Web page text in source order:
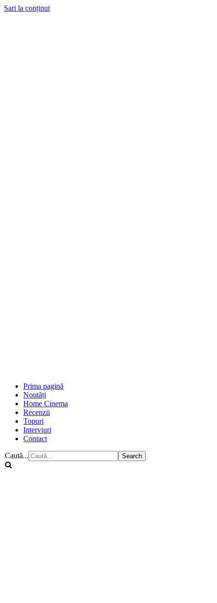
Sari la conținut
Prima pagină
Noutăți
Home Cinema
Recenzii
Topuri
Interviuri
Contact
Caută...